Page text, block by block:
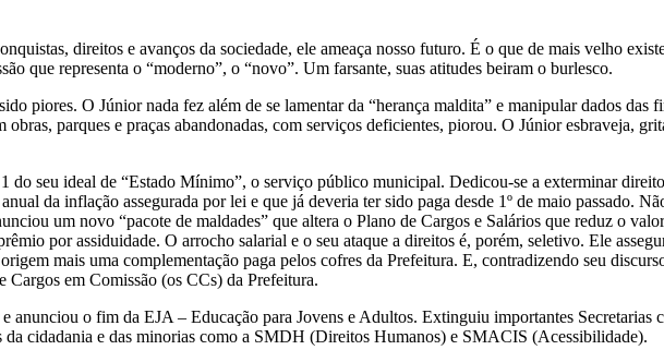
direitos e avanços da sociedade, ele ameaça nosso futuro. É o que de mais velho
que representa o “moderno”, o “novo”. Um farsante, suas atitudes beiram o burlesco.
piores. O Júnior nada fez além de se lamentar da “herança maldita” e manipular dados das
parques e praças abandonadas, com serviços deficientes, piorou. O Júnior esbraveja,
do seu ideal de “Estado Mínimo”, o serviço público municipal. Dedicou-se a exterminar
da inflação assegurada por lei e que já deveria ter sido paga desde 1º de maio passado.
um novo “pacote de maldades” que altera o Plano de Cargos e Salários que reduz o
por assiduidade. O arrocho salarial e o seu ataque a direitos é, porém, seletivo. Ele
mais uma complementação paga pelos cofres da Prefeitura. E, contradizendo seu
Cargos em Comissão (os CCs) da Prefeitura.
anunciou o fim da EJA – Educação para Jovens e Adultos. Extinguiu importantes
da cidadania e das minorias como a SMDH (Direitos Humanos) e SMACIS (Acessibilidade).